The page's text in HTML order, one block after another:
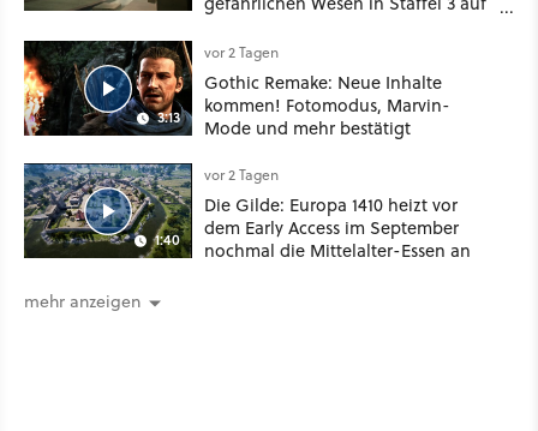
3:13
vor 2 Tagen
Gothic Remake: Neue Inhalte
kommen! Fotomodus, Marvin-
Mode und mehr bestätigt
1:40
vor 2 Tagen
Die Gilde: Europa 1410 heizt vor
dem Early Access im September
nochmal die Mittelalter-Essen an
mehr anzeigen